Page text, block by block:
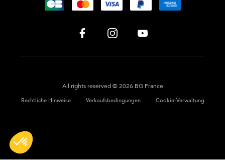
All rights reserved © 2026 BG France
Rechtliche Hinweise Verkaufsbedingungen Cookie-Verwaltung